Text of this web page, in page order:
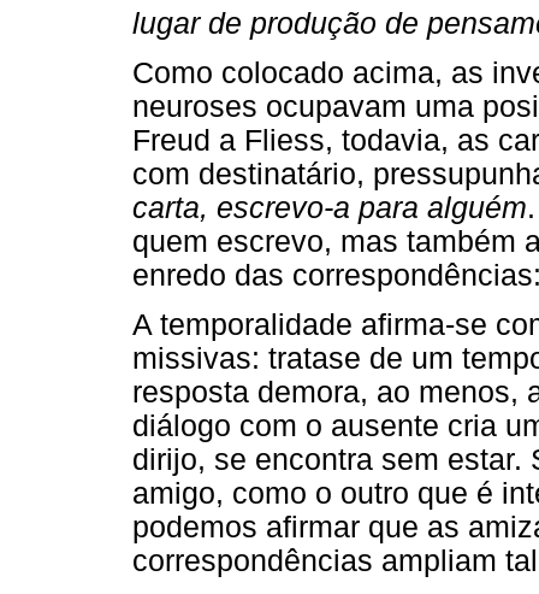
lugar de produção de
Como colocado acima, as
neuroses ocupavam uma
Freud a Fliess, todavia, as
com destinatário,
carta, escrevo-a para alguém
quem escrevo, mas também
enredo das
A temporalidade afirma-se
missivas: tratase de um
resposta demora, ao menos,
diálogo com o ausente cria
dirijo, se encontra sem estar.
amigo, como o outro que é
podemos afirmar que as
correspondências ampliam